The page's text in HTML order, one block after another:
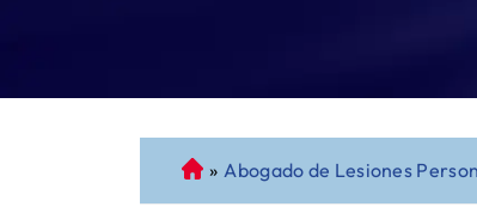
A
b
» Abogado de Lesiones